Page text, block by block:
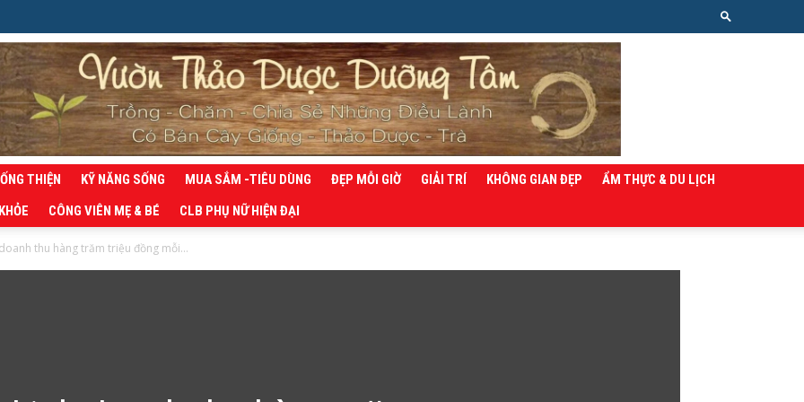
THIỆN KỸ NĂNG SỐNG MUA SẮM -TIÊU DÙNG ĐẸP MỖI GIỜ GIẢI TRÍ KHÔNG GIAN ĐẸP
ẨM THỰC & DU LỊCH
CÔNG VIÊN MẸ & BÉ CLB PHỤ NỮ HIỆN ĐẠI
thu hàng trăm triệu đồng mỗi...